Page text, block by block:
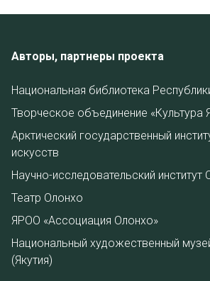
Авторы, партнеры проекта
Национальная библиотека
Творческое объединение «Культура
Арктический государственный
искусств
Научно-исследовательский институт
Театр Олонхо
ЯРОО «Ассоциация Олонхо»
Национальный художественный
(Якутия)